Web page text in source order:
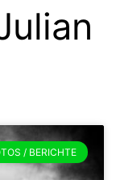
/ BERICHTE